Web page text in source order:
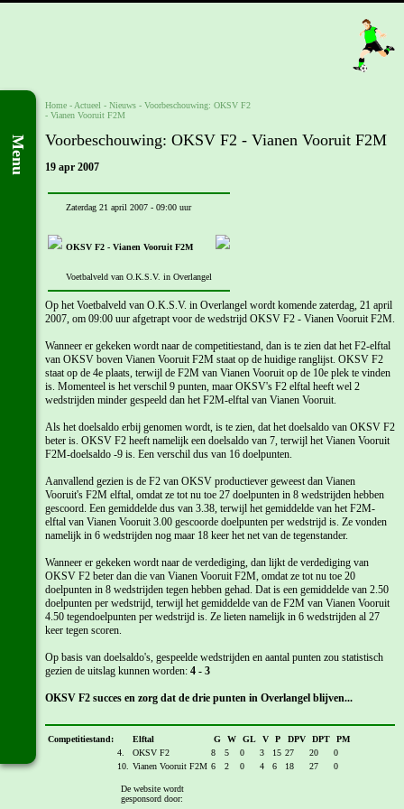
Menu
Home - Actueel - Nieuws - Voorbeschouwing: OKSV F2
- Vianen Vooruit F2M
Voorbeschouwing: OKSV F2 - Vianen Vooruit F2M
19 apr 2007
Zaterdag 21 april 2007 - 09:00 uur
OKSV F2 - Vianen Vooruit F2M
Voetbalveld van O.K.S.V. in Overlangel
Op het Voetbalveld van O.K.S.V. in Overlangel wordt komende zaterdag, 21 april
2007, om 09:00 uur afgetrapt voor de wedstrijd OKSV F2 - Vianen Vooruit F2M.
Wanneer er gekeken wordt naar de competitiestand, dan is te zien dat het F2-elftal
van OKSV boven Vianen Vooruit F2M staat op de huidige ranglijst. OKSV F2
staat op de 4e plaats, terwijl de F2M van Vianen Vooruit op de 10e plek te vinden
is. Momenteel is het verschil 9 punten, maar OKSV's F2 elftal heeft wel 2
wedstrijden minder gespeeld dan het F2M-elftal van Vianen Vooruit.
Als het doelsaldo erbij genomen wordt, is te zien, dat het doelsaldo van OKSV F2
beter is. OKSV F2 heeft namelijk een doelsaldo van 7, terwijl het Vianen Vooruit
F2M-doelsaldo -9 is. Een verschil dus van 16 doelpunten.
Aanvallend gezien is de F2 van OKSV productiever geweest dan Vianen
Vooruit's F2M elftal, omdat ze tot nu toe 27 doelpunten in 8 wedstrijden hebben
gescoord. Een gemiddelde dus van 3.38, terwijl het gemiddelde van het F2M-
elftal van Vianen Vooruit 3.00 gescoorde doelpunten per wedstrijd is. Ze vonden
namelijk in 6 wedstrijden nog maar 18 keer het net van de tegenstander.
Wanneer er gekeken wordt naar de verdediging, dan lijkt de verdediging van
OKSV F2 beter dan die van Vianen Vooruit F2M, omdat ze tot nu toe 20
doelpunten in 8 wedstrijden tegen hebben gehad. Dat is een gemiddelde van 2.50
doelpunten per wedstrijd, terwijl het gemiddelde van de F2M van Vianen Vooruit
4.50 tegendoelpunten per wedstrijd is. Ze lieten namelijk in 6 wedstrijden al 27
keer tegen scoren.
Op basis van doelsaldo's, gespeelde wedstrijden en aantal punten zou statistisch
gezien de uitslag kunnen worden: 4 - 3
OKSV F2 succes en zorg dat de drie punten in Overlangel blijven...
Competitiestand: Elftal G W GL V P DPV DPT
PM
4.
OKSV F2 8 5 0 3 15 27 20
0
10.
Vianen Vooruit F2M 6 2 0 4 6 18 27 0
De website wordt
gesponsord door: